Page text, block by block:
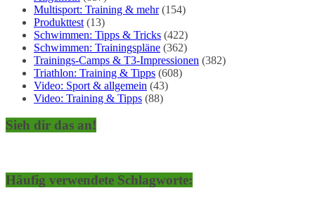
Multisport: Training & mehr(154)
Produkttest (13)
Schwimmen: Tipps & Tricks (422)
Schwimmen: Trainingspläne (362)
Trainings-Camps & T3-Impressionen (382)
Triathlon: Training & Tipps (608)
Video: Sport & allgemein (43)
Video: Training & Tipps (88)
Sieh dir das an!
Häufig verwendete Schlagworte: